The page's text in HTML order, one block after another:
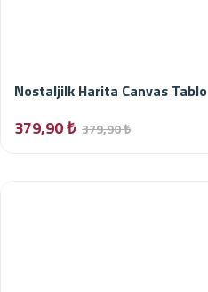
Nostaljilk Harita Canvas Tablo
379,90 ₺ 379,90 ₺